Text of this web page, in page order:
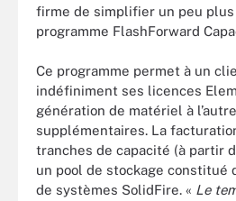
firme de simplifier un peu plus
programme FlashForward
Ce programme permet à un
indéfiniment ses licences
génération de matériel à
supplémentaires. La
tranches de capacité (à partir
un pool de stockage constitué
de systèmes SolidFire. « Le